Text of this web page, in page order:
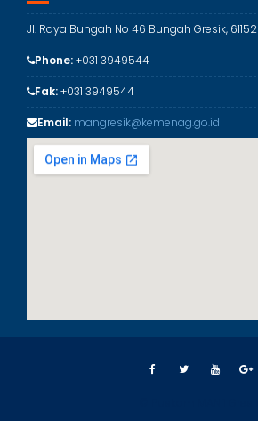
Jl. Raya Bungah No 46 Bungah Gresik, 61152
Phone:+031 3949544
Fak:+031 3949544
Email: mangresik@kemenag.go.id